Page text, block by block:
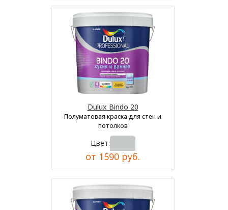
Dulux Bindo 20
Полуматовая краска для стен и
потолков
Цвет:
от 1590 руб.